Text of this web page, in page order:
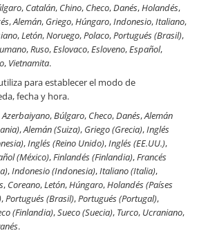
, Catalán, Chino, Checo,Danés,Holandés,
,Alemán, Griego,Húngaro,Indonesio,Italiano,
,Letón,Noruego,Polaco,Portugués (Brasil),
,Ruso,Eslovaco,Esloveno,Español,
, Vietnamita.
para establecer el modo de
fecha y hora.
Azerbaiyano,Búlgaro, Checo,Danés,Alemán
,Alemán (Suiza), Griego (Grecia),Inglés
,Inglés (Reino Unido),Inglés (EE.UU.),
(México),Finlandés (Finlandia),Francés
,Indonesio (Indonesia),Italiano (Italia),
, Coreano,Letón,Húngaro,Holandés (Países
,Portugués (Brasil),Portugués (Portugal),
(Finlandia),Sueco (Suecia), Turco, Ucraniano,
.